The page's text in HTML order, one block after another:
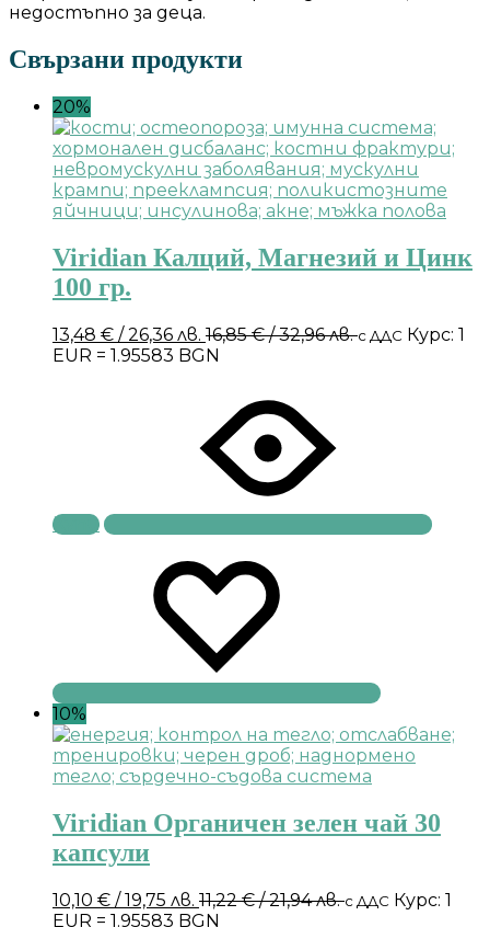
недостъпно за деца.
Свързани продукти
20%
Viridian Калций, Магнезий и Цинк
100 гр.
13,48 € / 26,36 лв. 16,85€/ 32,96 лв.с ДДС Курс: 1
EUR = 1.95583 BGN
Купи
10%
Viridian Органичен зелен чай 30
капсули
10,10 € / 19,75 лв. 11,22€/ 21,94 лв.с ДДС Курс: 1
EUR = 1.95583 BGN